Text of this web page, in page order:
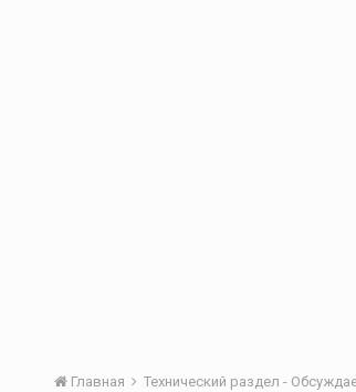
Главная Технический раздел -